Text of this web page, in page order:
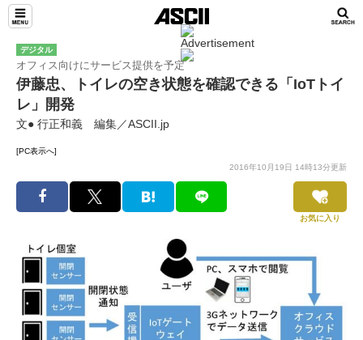
デジタル
オフィス向けにサービス提供を予定
伊藤忠、トイレの空き状態を確認できる「IoTトイ
レ」開発
文● 行正和義 編集／ASCII.jp
[PC表示へ]
2016年10月19日 14時13分更新
お気に入り